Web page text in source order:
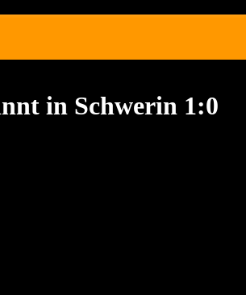
in Schwerin 1:0